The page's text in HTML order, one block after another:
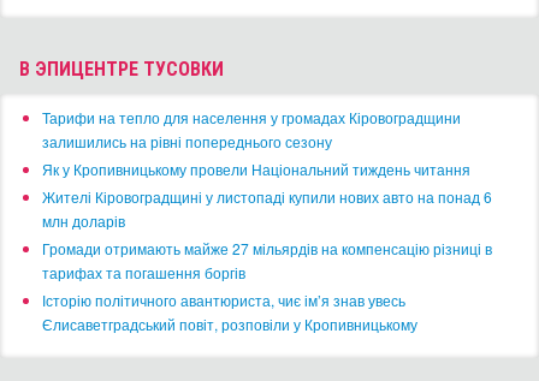
В ЭПИЦЕНТРЕ ТУСОВКИ
​Тарифи на тепло для населення у громадах Кіровоградщини
залишились на рівні попереднього сезону
​Як у Кропивницькому провели Національний тиждень читання
​Жителі Кіровоградщині у листопаді купили нових авто на понад 6
млн доларів
​Громади отримають майже 27 мільярдів на компенсацію різниці в
тарифах та погашення боргів
Історію політичного авантюриста, чиє ім’я знав увесь
Єлисаветградський повіт, розповіли у Кропивницькому